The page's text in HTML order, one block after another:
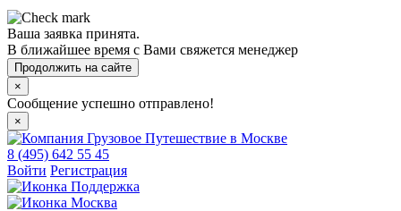
Ваша заявка принята.
В ближайшее время с Вами свяжется менеджер
Продолжить на сайте
×
Сообщение успешно отправлено!
×
8 (495) 642 55 45
Войти Регистрация
Поддержка
Москва